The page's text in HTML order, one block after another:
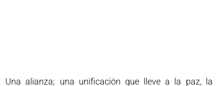
Una alianza; una unificación que lleve a la paz, la